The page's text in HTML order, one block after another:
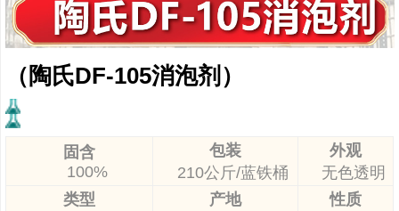
（陶氏DF-105消泡剂）
固含
100%
包装
210公斤/蓝铁桶
外观
无色透明
类型
产地
性质